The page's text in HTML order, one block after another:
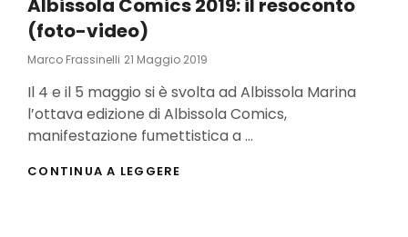
(foto-video)
Marco Frassinelli Posted
21 Maggio 2019
Il 4 e il 5 maggio si è svolta ad Albissola Marina
l’ottava edizione di Albissola Comics,
manifestazione fumettistica a …
CONTINUA A LEGGERE